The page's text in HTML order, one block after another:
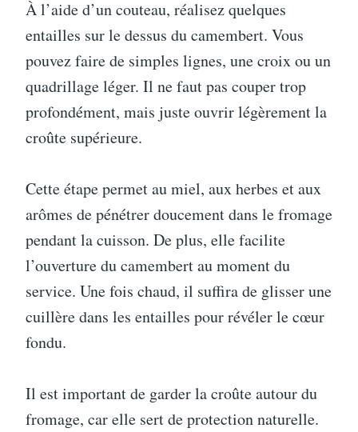
À l’aide d’un couteau, réalisez quelques
entailles sur le dessus du camembert. Vous
pouvez faire de simples lignes, une croix ou un
quadrillage léger. Il ne faut pas couper trop
profondément, mais juste ouvrir légèrement la
croûte supérieure.
Cette étape permet au miel, aux herbes et aux
arômes de pénétrer doucement dans le fromage
pendant la cuisson. De plus, elle facilite
l’ouverture du camembert au moment du
service. Une fois chaud, il suffira de glisser une
cuillère dans les entailles pour révéler le cœur
fondu.
Il est important de garder la croûte autour du
fromage, car elle sert de protection naturelle.